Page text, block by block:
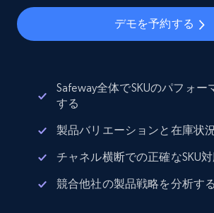
デモを予約する
Safeway全体でSKUのパフォー
する
製品バリエーションと在庫状
チャネル横断での正確なSKU
競合他社の製品戦略を分析する